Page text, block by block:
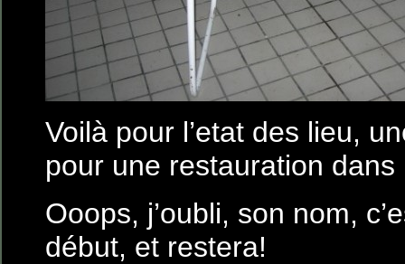
Voilà pour l’etat des lieu,
pour une restauration dans
Ooops, j’oubli, son nom,
début, et restera!